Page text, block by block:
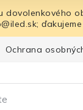
Ochrana